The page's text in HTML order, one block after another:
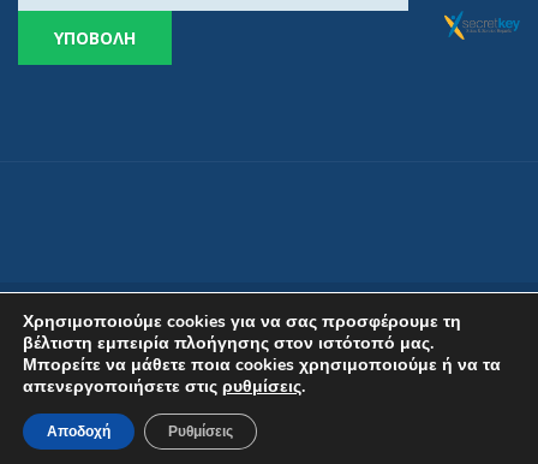
Copyright © 2024 Secret Key. All rights reserved. Developed by
JustOnLine.Πολιτική Απορρήτου
Χρησιμοποιούμε cookies για να σας προσφέρουμε τη
βέλτιστη εμπειρία πλοήγησης στον ιστότοπό μας.
Μπορείτε να μάθετε ποια cookies χρησιμοποιούμε ή να τα
απενεργοποιήσετε στις ρυθμίσεις.
Αποδοχή Ρυθμίσεις